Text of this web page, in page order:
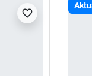
favorite_border